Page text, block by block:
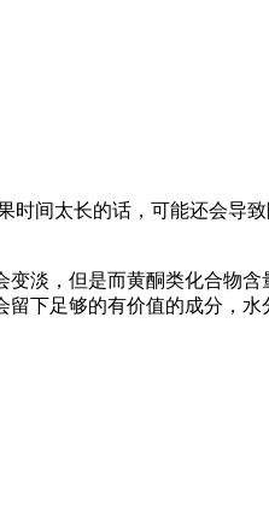
间太长的话，可能还会导
变淡，但是而黄酮类化合物含
下足够的有价值的成分，